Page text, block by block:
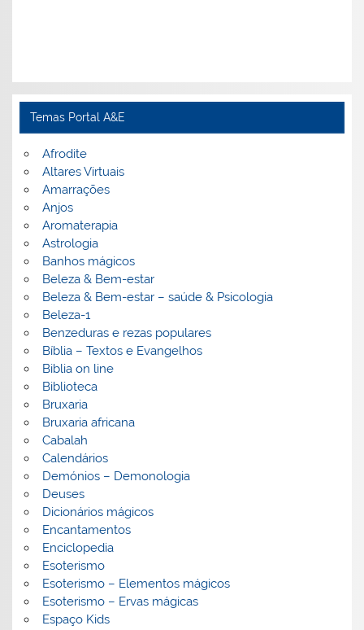
Temas Portal A&E
Afrodite
Altares Virtuais
Amarrações
Anjos
Aromaterapia
Astrologia
Banhos mágicos
Beleza & Bem-estar
Beleza & Bem-estar – saúde & Psicologia
Beleza-1
Benzeduras e rezas populares
Bíblia – Textos e Evangelhos
Biblia on line
Biblioteca
Bruxaria
Bruxaria africana
Cabalah
Calendários
Demónios – Demonologia
Deuses
Dicionários mágicos
Encantamentos
Enciclopedia
Esoterismo
Esoterismo – Elementos mágicos
Esoterismo – Ervas mágicas
Espaço Kids